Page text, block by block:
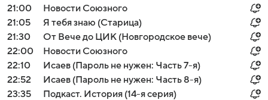
21:00
Новости Союзного
21:05
Я тебя знаю (Старица)
21:30
От Вече до ЦИК (Новгородское вече)
22:00
Новости Союзного
22:10
Исаев (Пароль не нужен: Часть 7-я)
22:52
Исаев (Пароль не нужен: Часть 8-я)
23:35
Подкаст. История (14-я серия)